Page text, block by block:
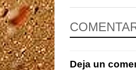
Deja un